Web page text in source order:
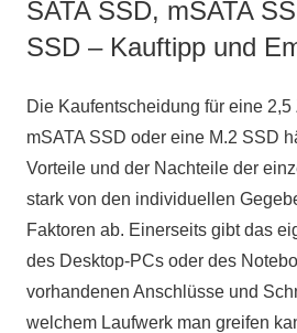
SATA SSD, mSATA
SSD – Kauftipp und
Die Kaufentscheidung für eine
mSATA SSD oder eine M.2 SSD
Vorteile und der Nachteile der
stark von den individuellen
Faktoren ab. Einerseits gibt das
des Desktop-PCs oder des
vorhandenen Anschlüsse und
welchem Laufwerk man greifen